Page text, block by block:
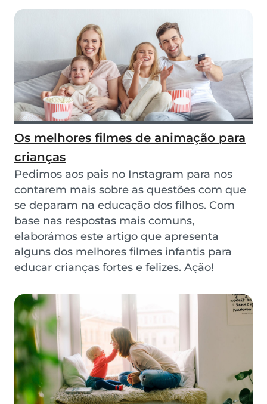
Os melhores filmes de animação para
crianças
Pedimos aos pais no Instagram para nos
contarem mais sobre as questões com que
se deparam na educação dos filhos. Com
base nas respostas mais comuns,
elaborámos este artigo que apresenta
alguns dos melhores filmes infantis para
educar crianças fortes e felizes. Ação!